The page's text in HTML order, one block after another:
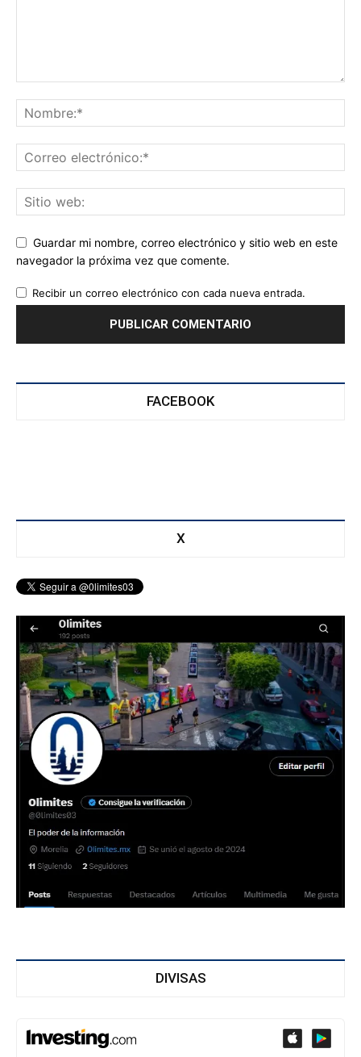
Guardar mi nombre, correo electrónico y sitio web en este
navegador la próxima vez que comente.
Recibir un correo electrónico con cada nueva entrada.
FACEBOOK
X
DIVISAS